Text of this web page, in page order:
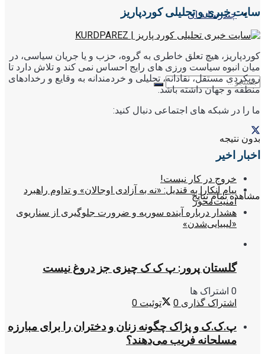
چندرسانه ای
بدون نتیجه
مشاهده تمام نتایج
سایت خبری و تحلیلی کوردپاریز
کوردپاریز، هیچ تعلق خاطری به گروه، حزب و یا جریان سیاسی، در
میان انبوه سیاست ورزی های رایج احساس نمی کند و تلاش دارد تا
رویکردی مستقل، نقادانه، تحلیلی و خردمندانه به وقایع و رخدادهای
منطقه و جهان داشته باشد.
ما را در شبکه های اجتماعی دنبال کنید:
اخبار اخیر
خروج در کار نیست!
پیام آنکارا به قندیل: «نه به آزادی اوجالان» و تداوم راهبرد
امنیت‌محور
هشدار درباره آینده سوریه و ضرورت جلوگیری از سناریوی
«لیبیایی‌شدن»
گلستان پرور: پ ک ک چیزی جز دروغ نیست
0 اشتراک ها
اشتراک گذاری 0 توئیت 0
پ.ک.ک و پژاک چگونه زنان و دختران را برای مبارزه
مسلحانه فریب می‌دهند؟